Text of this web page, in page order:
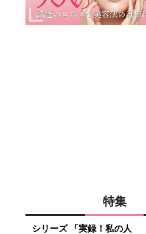
特集
シリーズ 「実録！私の人